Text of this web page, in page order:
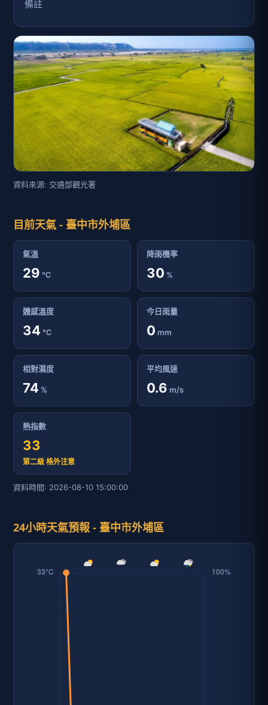
備註
資料來源: 交通部觀光署
目前天氣 - 臺中市外埔區
氣溫
29 ℃
降雨機率
30 %
體感溫度
34 ℃
今日雨量
0 mm
相對濕度
74 %
平均風速
0.6 m/s
熱指數
33
第二級 格外注意
資料時間: 2026-08-10 15:00:00
24小時天氣預報 - 臺中市外埔區